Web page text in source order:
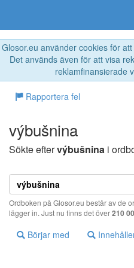
Glosor.eu använder cookies för
Det används även för att visa
reklamfinansierade
Rapportera fel
výbušnina
Sökte eftervýbušnina i
Ordboken på Glosor.eu består av de
lägger in. Just nu finns det över210
Börjar med